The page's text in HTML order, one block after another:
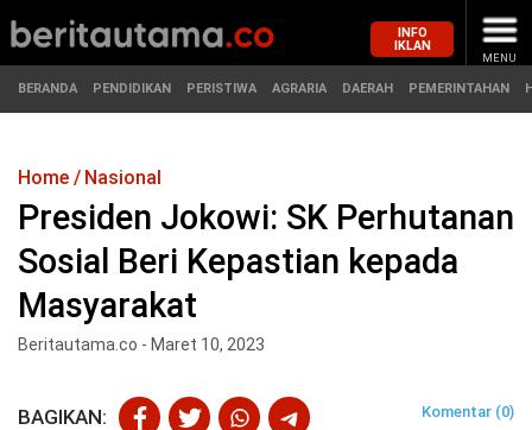
MASUK
BERANDA
PERISTIWA
PENDIDIKAN
HUKUM
INFO
IKLAN
MENU
BERANDA PENDIDIKAN PERISTIWA AGRARIA DAERAH PEMERINTAHAN
Home Nasional
Presiden Jokowi: SK Perhutanan
Sosial Beri Kepastian kepada
Masyarakat
Beritautama.co - Maret 10, 2023
BAGIKAN: Komentar (0)